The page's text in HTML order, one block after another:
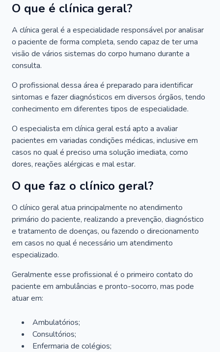
O que é clínica geral?
A clínica geral é a especialidade responsável por analisar
o paciente de forma completa, sendo capaz de ter uma
visão de vários sistemas do corpo humano durante a
consulta.
O profissional dessa área é preparado para identificar
sintomas e fazer diagnósticos em diversos órgãos, tendo
conhecimento em diferentes tipos de especialidade.
O especialista em clínica geral está apto a avaliar
pacientes em variadas condições médicas, inclusive em
casos no qual é preciso uma solução imediata, como
dores, reações alérgicas e mal estar.
O que faz o clínico geral?
O clínico geral atua principalmente no atendimento
primário do paciente, realizando a prevenção, diagnóstico
e tratamento de doenças, ou fazendo o direcionamento
em casos no qual é necessário um atendimento
especializado.
Geralmente esse profissional é o primeiro contato do
paciente em ambulâncias e pronto-socorro, mas pode
atuar em:
Ambulatórios;
Consultórios;
Enfermaria de colégios;